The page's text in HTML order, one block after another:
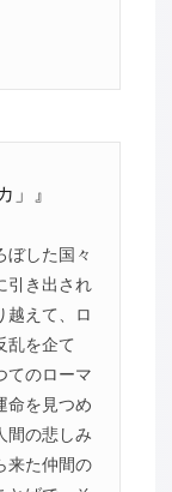
」』
ぼした国々
引き出され
越えて、ロ
乱を企て
てのローマ
命を見つめ
間の悲しみ
来た仲間の